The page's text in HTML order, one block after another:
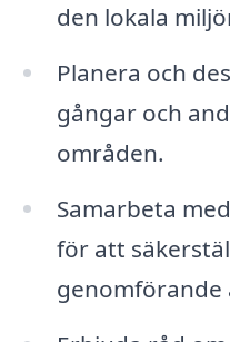
den lokala
Planera och
gångar och
områden.
Samarbeta
för att
genomförande